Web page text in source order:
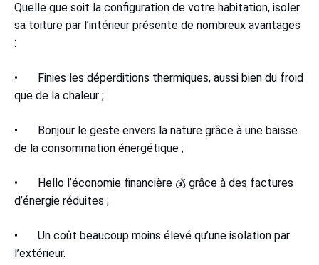
Quelle que soit la configuration de votre habitation, isoler
sa toiture par l’intérieur présente de nombreux avantages
:
• Finies les déperditions thermiques, aussi bien du froid
que de la chaleur ;
• Bonjour le geste envers la nature grâce à une baisse
de la consommation énergétique ;
• Hello l’économie financière 💰 grâce à des factures
d’énergie réduites ;
• Un coût beaucoup moins élevé qu’une isolation par
l’extérieur.